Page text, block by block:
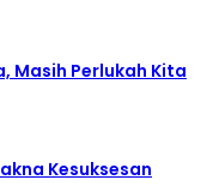
Masih Perlukah Kita
Kesuksesan